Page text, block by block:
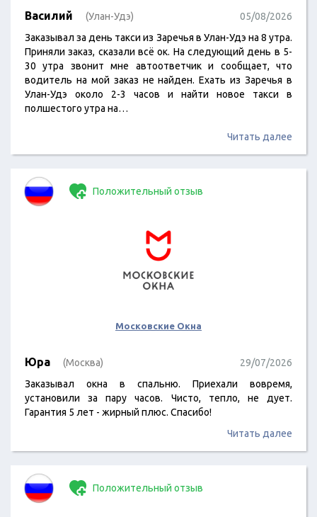
Василий (Улан-Удэ)
05/08/2026
Заказывал за день такси из Заречья в Улан-Удэ на 8 утра.
Приняли заказ, сказали всё ок. На следующий день в 5-
30 утра звонит мне автоответчик и сообщает, что
водитель на мой заказ не найден. Ехать из Заречья в
Улан-Удэ около 2-3 часов и найти новое такси в
полшестого утра на…
Читать далее
Положительный отзыв
Московские Окна
Юра (Москва)
29/07/2026
Заказывал окна в спальню. Приехали вовремя,
установили за пару часов. Чисто, тепло, не дует.
Гарантия 5 лет - жирный плюс. Спасибо!
Читать далее
Положительный отзыв